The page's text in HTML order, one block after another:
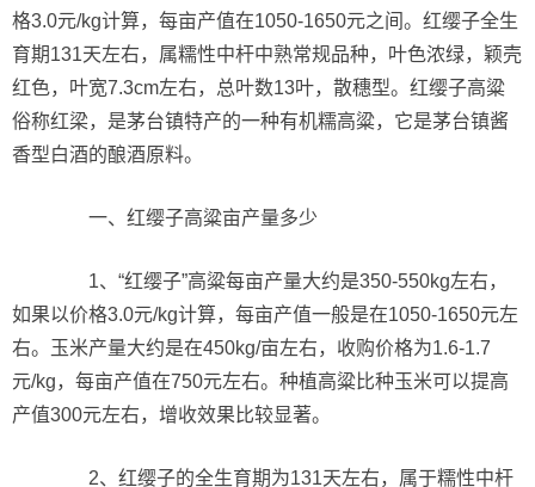
格3.0元/kg计算，每亩产值在1050-1650元之间。红缨子全生
育期131天左右，属糯性中杆中熟常规品种，叶色浓绿，颖壳
红色，叶宽7.3cm左右，总叶数13叶，散穗型。红缨子高粱
俗称红梁，是茅台镇特产的一种有机糯高粱，它是茅台镇酱
香型白酒的酿酒原料。
一、红缨子高粱亩产量多少
1、“红缨子”高粱每亩产量大约是350-550kg左右，
如果以价格3.0元/kg计算，每亩产值一般是在1050-1650元左
右。玉米产量大约是在450kg/亩左右，收购价格为1.6-1.7
元/kg，每亩产值在750元左右。种植高粱比种玉米可以提高
产值300元左右，增收效果比较显著。
2、红缨子的全生育期为131天左右，属于糯性中杆